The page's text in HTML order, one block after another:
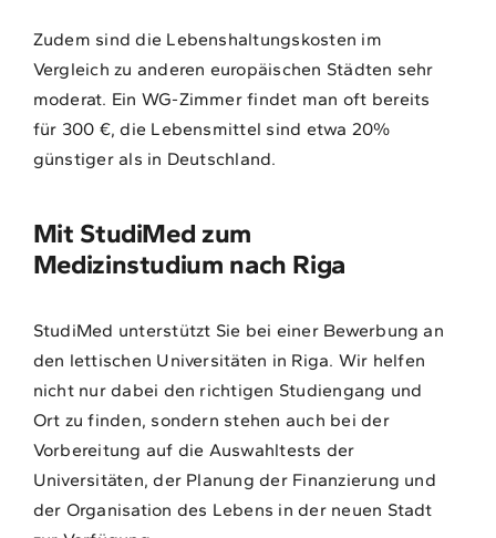
Zudem sind die Lebenshaltungskosten im
Vergleich zu anderen europäischen Städten sehr
moderat. Ein WG-Zimmer findet man oft bereits
für 300 €, die Lebensmittel sind etwa 20%
günstiger als in Deutschland.
Mit StudiMed zum
Medizinstudium nach Riga
StudiMed unterstützt Sie bei einer Bewerbung an
den lettischen Universitäten in Riga. Wir helfen
nicht nur dabei den richtigen Studiengang und
Ort zu finden, sondern stehen auch bei der
Vorbereitung auf die Auswahltests der
Universitäten, der Planung der Finanzierung und
der Organisation des Lebens in der neuen Stadt